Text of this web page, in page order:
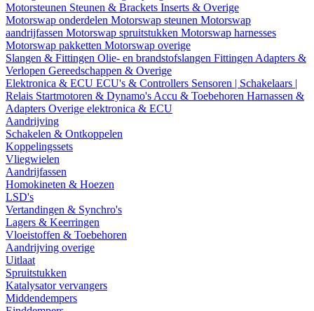
Motorsteunen Steunen & Brackets Inserts & Overige
Motorswap onderdelen Motorswap steunen Motorswap
aandrijfassen Motorswap spruitstukken Motorswap harnesses
Motorswap pakketten Motorswap overige
Slangen & Fittingen Olie- en brandstofslangen Fittingen Adapters &
Verlopen Gereedschappen & Overige
Elektronica & ECU ECU's & Controllers Sensoren | Schakelaars |
Relais Startmotoren & Dynamo's Accu & Toebehoren Harnassen &
Adapters Overige elektronica & ECU
Aandrijving
Schakelen & Ontkoppelen
Koppelingssets
Vliegwielen
Aandrijfassen
Homokineten & Hoezen
LSD's
Vertandingen & Synchro's
Lagers & Keerringen
Vloeistoffen & Toebehoren
Aandrijving overige
Uitlaat
Spruitstukken
Katalysator vervangers
Middendempers